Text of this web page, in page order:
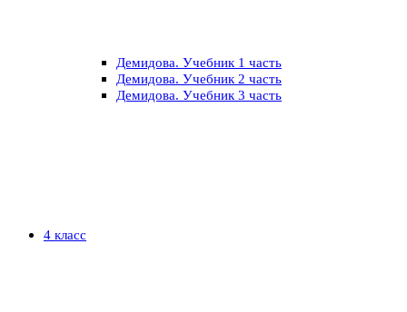
Демидова. Учебник 1 часть
Демидова. Учебник 2 часть
Демидова. Учебник 3 часть
4 класс